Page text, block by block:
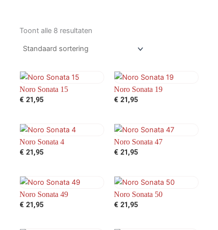
Toont alle 8 resultaten
Noro Sonata 15
€ 21,95
Noro Sonata 19
€ 21,95
Noro Sonata 4
€ 21,95
Noro Sonata 47
€ 21,95
Noro Sonata 49
€ 21,95
Noro Sonata 50
€ 21,95